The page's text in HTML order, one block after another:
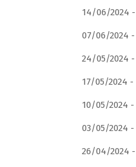
14/06/2024 -
07/06/2024 -
24/05/2024 -
17/05/2024 -
10/05/2024 -
03/05/2024 -
26/04/2024 -